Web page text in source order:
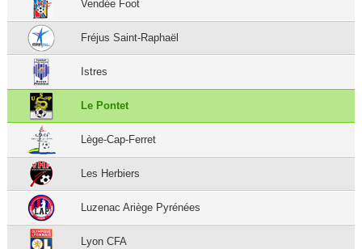
Vendée Foot
Fréjus Saint-Raphaël
Istres
Le Pontet
Lège-Cap-Ferret
Les Herbiers
Luzenac Ariège Pyrénées
Lyon CFA